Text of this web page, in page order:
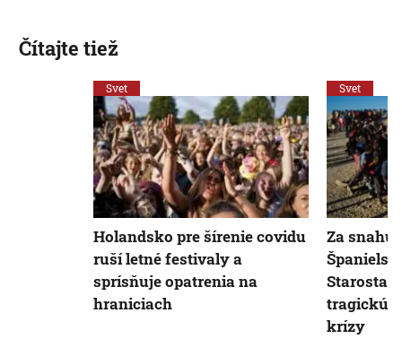
Čítajte tiež
Svet
Holandsko pre šírenie covidu
ruší letné festivaly a
sprísňuje opatrenia na
hraniciach
Svet
Za snahu
Starosta
tragickú
krízy